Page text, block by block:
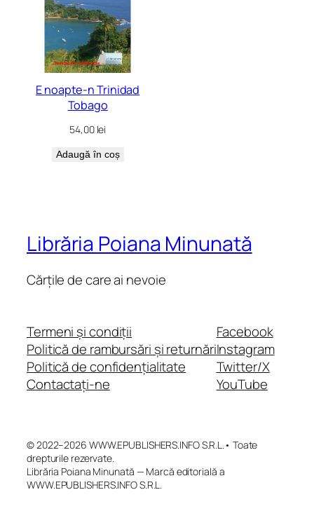
E noapte-n Trinidad
Tobago
54,00 lei
Adaugă în coș
Librăria Poiana Minunată
Cărțile de care ai nevoie
Termeni și condiții
Politică de rambursări și returnări
Politică de confidențialitate
Contactați-ne
Facebook
Instagram
Twitter/X
YouTube
© 2022–2026 WWW.EPUBLISHERS.INFO S.R.L.• Toate
drepturile rezervate.
Librăria Poiana Minunată — Marcă editorială a
WWW.EPUBLISHERS.INFO S.R.L.